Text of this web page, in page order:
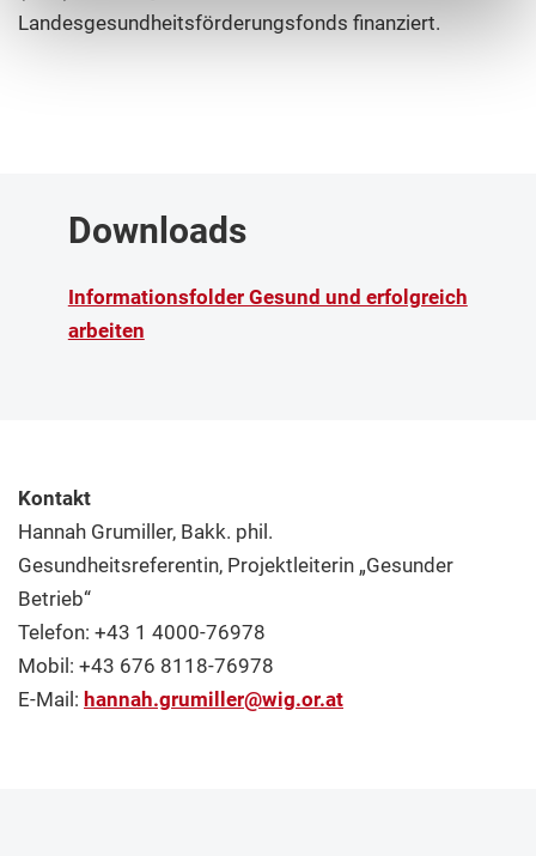
Landesgesundheitsförderungsfonds finanziert.
Downloads
Informationsfolder Gesund und erfolgreich
arbeiten
Kontakt
Hannah Grumiller, Bakk. phil.
Gesundheitsreferentin, Projektleiterin „Gesunder
Betrieb“
Telefon: +43 1 4000-76978
Mobil: +43 676 8118-76978
E-Mail: hannah.grumiller@wig.or.at